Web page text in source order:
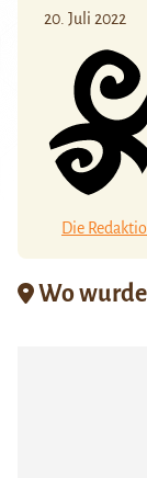
20. Juli 2022
Die
Wo